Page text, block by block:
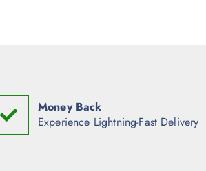
Money Back
Experience Lightning-Fast Delivery